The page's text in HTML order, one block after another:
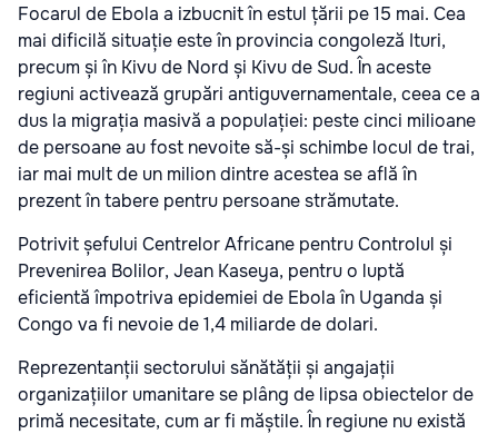
Focarul de Ebola a izbucnit în estul țării pe 15 mai. Cea
mai dificilă situație este în provincia congoleză Ituri,
precum și în Kivu de Nord și Kivu de Sud. În aceste
regiuni activează grupări antiguvernamentale, ceea ce a
dus la migrația masivă a populației: peste cinci milioane
de persoane au fost nevoite să-și schimbe locul de trai,
iar mai mult de un milion dintre acestea se află în
prezent în tabere pentru persoane strămutate.
Potrivit șefului Centrelor Africane pentru Controlul și
Prevenirea Bolilor, Jean Kaseya, pentru o luptă
eficientă împotriva epidemiei de Ebola în Uganda și
Congo va fi nevoie de 1,4 miliarde de dolari.
Reprezentanții sectorului sănătății și angajații
organizațiilor umanitare se plâng de lipsa obiectelor de
primă necesitate, cum ar fi măștile. În regiune nu există